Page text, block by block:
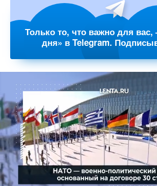
Только то, что важно для
дня» в Telegram.